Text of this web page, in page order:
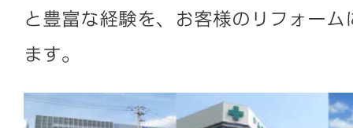
と豊富な経験を、お客様のリフォーム
ます。